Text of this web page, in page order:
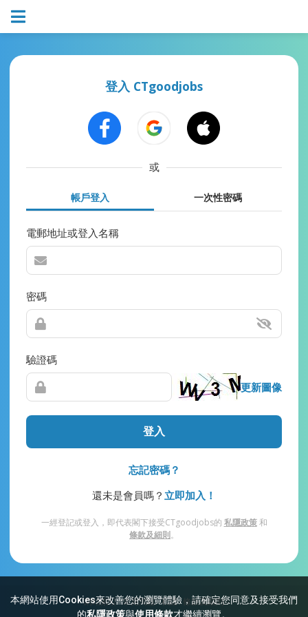
本網站使用Cookies來改善您的瀏覽體驗，請確定您同意及接受我們
的私隱政策與使用條款才繼續瀏覽。
登入 CTgoodjobs
或
帳戶登入 一次性密碼
電郵地址或登入名稱
密碼
驗證碼
更新圖像
登入
忘記密碼？
還未是會員嗎？ 立即加入！
一經登記或登入，即代表閣下接受CTgoodjobs的 私隱政策和
條款及細則。
網站索引 常見問題 私隱 條款及細則